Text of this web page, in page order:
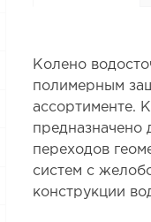
Колено
полимерным
ассортименте.
предназначено
переходов
систем с
конструкции